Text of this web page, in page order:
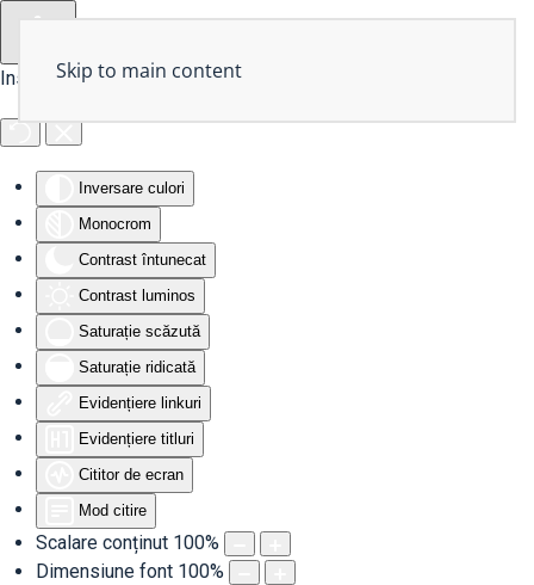
Instrumente de accesibilitate
Inversare culori
Monocrom
Contrast întunecat
Contrast luminos
Saturație scăzută
Saturație ridicată
Evidențiere linkuri
Evidențiere titluri
Cititor de ecran
Mod citire
Scalare conținut 100%
Dimensiune font 100%
Skip to main content